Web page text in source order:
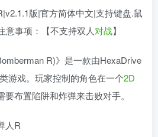
版|官方简体中文|支持键盘.鼠
事项：【不支持双人对战】
R)》是一款由HexaDrive
游戏。玩家控制的角色在一个2D
布置陷阱和炸弹来击败对手。
人R